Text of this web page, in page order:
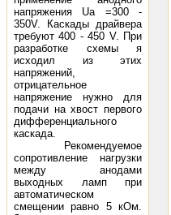
напряжения Ua =300 -
350V. Каскады драйвера
требуют 400 - 450 V. При
разработке схемы я
исходил из этих
напряжений,
отрицательное
напряжение нужно для
подачи на хвост первого
дифференциального
каскада.
Рекомендуемое
сопротивление нагрузки
между анодами
выходных ламп при
автоматическом
смещении равно 5 кОм.